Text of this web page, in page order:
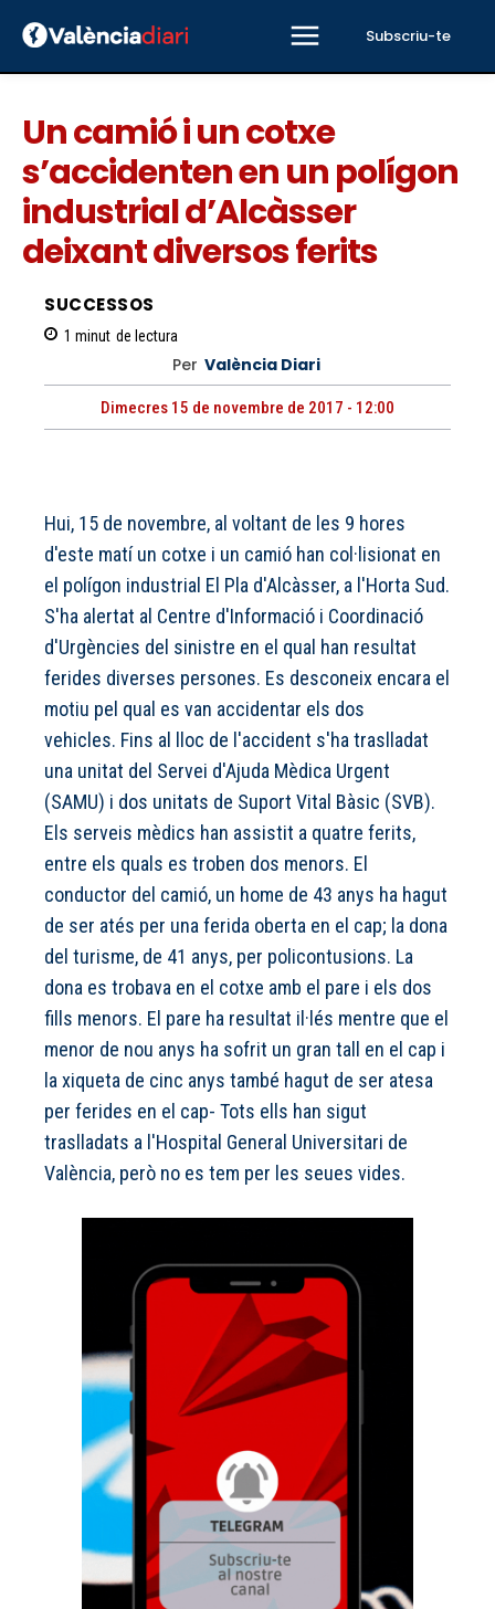
Subscriu-te
Un camió i un cotxe
s’accidenten en un polígon
industrial d’Alcàsser
deixant diversos ferits
SUCCESSOS
1 minut de lectura
Per València Diari
Dimecres 15 de novembre de 2017 - 12:00
Hui, 15 de novembre, al voltant de les 9 hores
d'este matí un cotxe i un camió han col·lisionat en
el polígon industrial El Pla d'Alcàsser, a l'Horta Sud.
S'ha alertat al Centre d'Informació i Coordinació
d'Urgències del sinistre en el qual han resultat
ferides diverses persones. Es desconeix encara el
motiu pel qual es van accidentar els dos
vehicles. Fins al lloc de l'accident s'ha traslladat
una unitat del Servei d'Ajuda Mèdica Urgent
(SAMU) i dos unitats de Suport Vital Bàsic (SVB).
Els serveis mèdics han assistit a quatre ferits,
entre els quals es troben dos menors. El
conductor del camió, un home de 43 anys ha hagut
de ser atés per una ferida oberta en el cap; la dona
del turisme, de 41 anys, per policontusions. La
dona es trobava en el cotxe amb el pare i els dos
fills menors. El pare ha resultat il·lés mentre que el
menor de nou anys ha sofrit un gran tall en el cap i
la xiqueta de cinc anys també hagut de ser atesa
per ferides en el cap- Tots ells han sigut
traslladats a l'Hospital General Universitari de
València, però no es tem per les seues vides.